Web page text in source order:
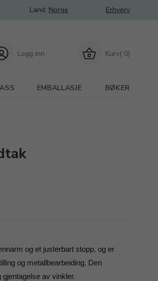
Land: Norge Erhverv
Kurv( 0)
Logg inn
EMBALLASJE BØKER
og et justerbart stopp, og er
og metallbearbeiding. Den
av vinkler.